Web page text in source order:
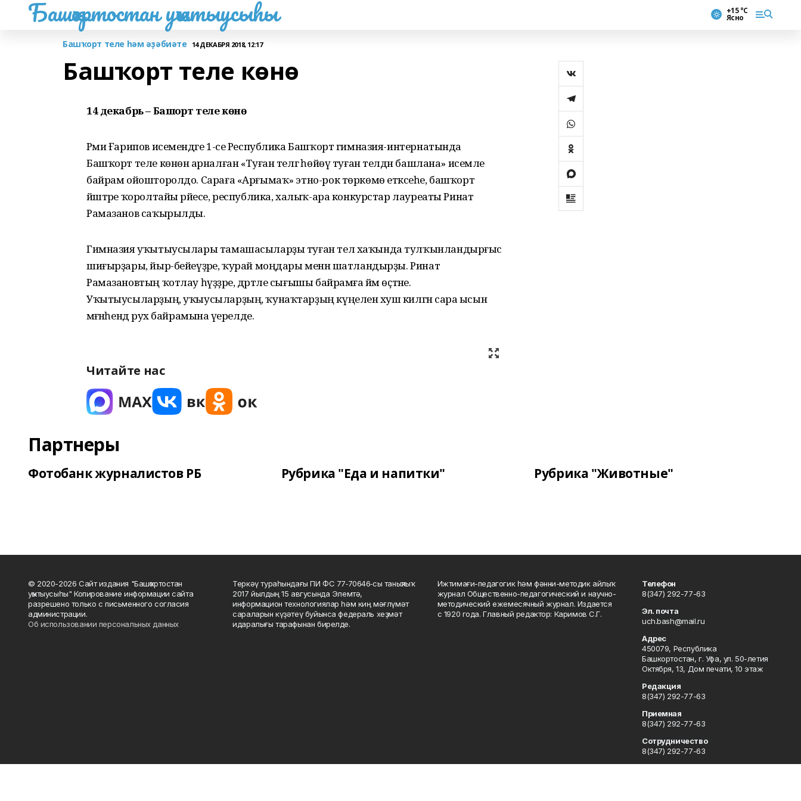
Башҡортостан уҡытыусыһы +15 °С
Ясно
Башҡорт теле һәм әҙәбиәте 14 ДЕКАБРЯ 2018, 12:17
Башҡорт теле көнө
14 декабрь – Башҡорт теле көнө
Рәми Ғарипов исемендәге 1-се Республика Башҡорт гимназия-интернатында
Башҡорт теле көнөнә арналған «Туған телгә һөйөү туған телдән башлана» исемле
байрам ойошторолдо. Сараға «Арғымаҡ» этно-рок төркөмө етәксеһе, башҡорт
йәштәре ҡоролтайы рәйесе, республика, халыҡ-ара конкурстар лауреаты Ринат
Рамазанов саҡырылды.
Гимназия уҡытыусылары тамашасыларҙы туған тел хаҡында тулҡынландырғыс
шиғырҙары, йыр-бейеүҙәре, ҡурай моңдары менән шатландырҙы. Ринат
Рамазановтың ҡотлау һүҙҙәре, дәртле сығышы байрамға йәм өҫтәне.
Уҡытыусыларҙың, уҡыусыларҙың, ҡунаҡтарҙың күңеленә хуш килгән сара ысын
мәғәнәһендә рух байрамына әүерелде.
Читайте нас
Партнеры
Фотобанк журналистов РБ Рубрика "Еда и напитки" Рубрика "Животные"
© 2020-2026 Сайт издания "Башҡортостан
уҡытыусыһы" Копирование информации сайта
разрешено только с письменного согласия
администрации.
Об использовании персональных данных
Теркәү тураһындағы ПИ ФС 77‑70646‑сы таныҡлыҡ
2017 йылдың 15 авгусында Элемтә,
информацион технологиялар һәм киң мәғлүмәт
сараларын күҙәтеү буйынса федераль хеҙмәт
идаралығы тарафынан бирелде.
Ижтимағи-педагогик һәм фәнни-методик айлыҡ
журнал Общественно-педагогический и научно-
методический ежемесячный журнал. Издается
с 1920 года. Главный редактор: Каримов С.Г.
Телефон
8(347) 292-77-63
Эл. почта
uch.bash@mail.ru
Адрес
450079, Республика
Башкортостан, г. Уфа, ул. 50-летия
Октября, 13, Дом печати, 10 этаж
Редакция
8(347) 292-77-63
Приемная
8(347) 292-77-63
Сотрудничество
8(347) 292-77-63